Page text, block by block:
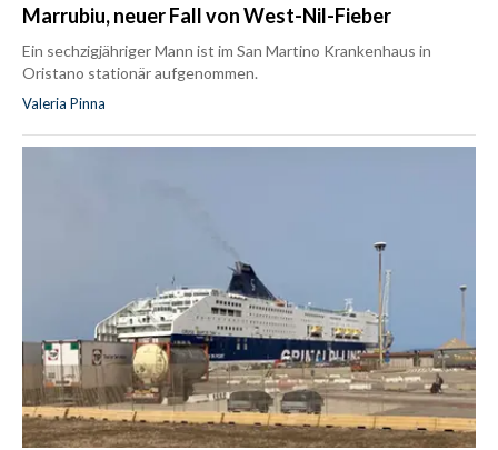
Marrubiu, neuer Fall von West-Nil-Fieber
Ein sechzigjähriger Mann ist im San Martino Krankenhaus in
Oristano stationär aufgenommen.
Valeria Pinna